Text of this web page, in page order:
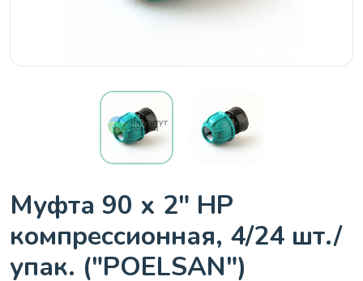
Муфта 90 х 2" HP
компрессионная, 4/24 шт./
упак. ("POELSAN")